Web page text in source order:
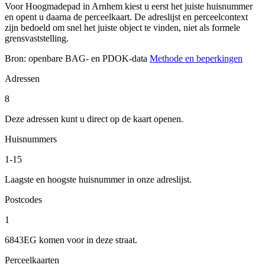
Voor Hoogmadepad in Arnhem kiest u eerst het juiste huisnummer
en opent u daarna de perceelkaart. De adreslijst en perceelcontext
zijn bedoeld om snel het juiste object te vinden, niet als formele
grensvaststelling.
Bron: openbare BAG- en PDOK-data Methode en beperkingen
Adressen
8
Deze adressen kunt u direct op de kaart openen.
Huisnummers
1-15
Laagste en hoogste huisnummer in onze adreslijst.
Postcodes
1
6843EG komen voor in deze straat.
Perceelkaarten